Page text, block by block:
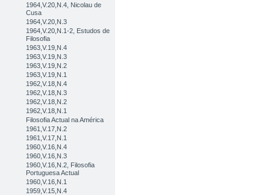
1964,V.20,N.4, Nicolau de
Cusa
1964,V.20,N.3
1964,V.20,N.1-2, Estudos de
Filosofia
1963,V.19,N.4
1963,V.19,N.3
1963,V.19,N.2
1963,V.19,N.1
1962,V.18,N.4
1962,V.18,N.3
1962,V.18,N.2
1962,V.18,N.1
Filosofia Actual na América
1961,V.17,N.2
1961,V.17,N.1
1960,V.16,N.4
1960,V.16,N.3
1960,V.16,N.2, Filosofia
Portuguesa Actual
1960,V.16,N.1
1959,V.15,N.4